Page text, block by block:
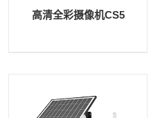
高清全彩摄像机CS5